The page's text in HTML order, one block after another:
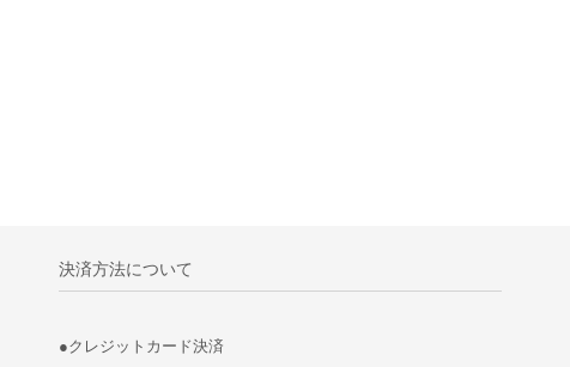
決済方法について
●クレジットカード決済